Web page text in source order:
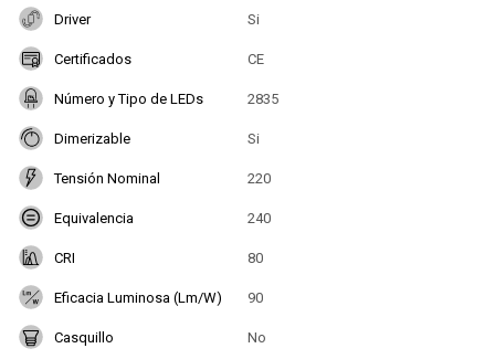
Driver Si
Certificados CE
Número y Tipo de LEDs 2835
Dimerizable Si
Tensión Nominal 220
Equivalencia 240
CRI 80
Eficacia Luminosa (Lm/W) 90
Casquillo No